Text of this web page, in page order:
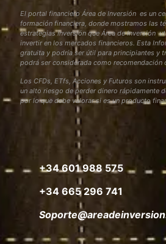
El portal financiero Área de Inversión es un
formación financiera, donde mostramos las
estrategias inversión que Área de Inversión
invertir en los mercados financieros. Esta
gratuita y podría ser útil para principiantes y
podrá ser considerada como recomendación
Los CFDs, ETfs, Acciones y Futuros son
un alto riesgo de perder dinero rápidamente
por lo que debe valorar si es un producto
+34 601 988 575
+34 665 296 741